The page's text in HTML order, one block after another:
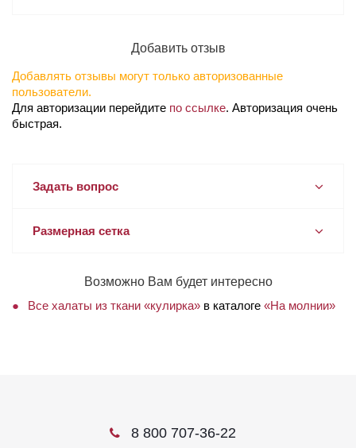
Добавить отзыв
Добавлять отзывы могут только авторизованные
пользователи.
Для авторизации перейдите по ссылке. Авторизация очень
быстрая.
Задать вопрос
Размерная сетка
Возможно Вам будет интересно
Все халаты из ткани «кулирка» в каталоге «На молнии»
8 800 707-36-22